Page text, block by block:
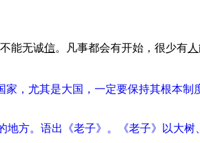
能无诚信。凡事都会有开始，很少有人
，尤其是大国，一定要保持其根本
方。语出《老子》。《老子》以大